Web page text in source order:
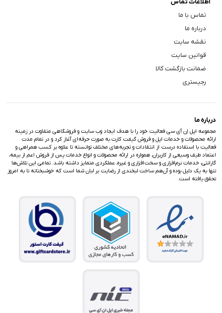
تماس با ما
درباره ما
نقشه سایت
قوانین سایت
ضمانت بازگشت کالا
رجیستری
درباره ما
مجموعه اپل اِن آی سی فعالیت خود را با هدف ایجاد وب سایت و فروشگاهی متفاوت در زمینه
ارائه محصولات و خدمات اپل و فروش گیفت کارت به صورت حرفه‌ای آغاز کرد و در تمام مدت
فعالیت با استفاده درست از انتقادات و تجربه‌های مختلف توانسته تا علاوه بر کسب همراهی و
اعتماد طیف وسیعی از کاربران، همواره در ارائه محصولات و انواع خدمات پس از فروش اعم از بیمه،
گارانتی، خدمات نرم‌افزاری و سخت‌افزاری و غیره، عملکردی متمایز داشته باشد. تمامی این تلاش‌ها
تنها به یک دلیل بوده و آن‌هم ساخت لبخندی از رضایت بر لبان شما است که خوشبختانه تا به امروز
تحقق یافته است.